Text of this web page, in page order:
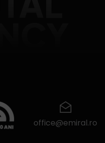
office@emiral.ro